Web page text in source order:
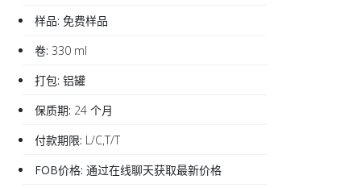
样品: 免费样品
卷: 330 ml
打包: 铝罐
保质期: 24 个月
付款期限: L/C,T/T
FOB价格: 通过在线聊天获取最新价格